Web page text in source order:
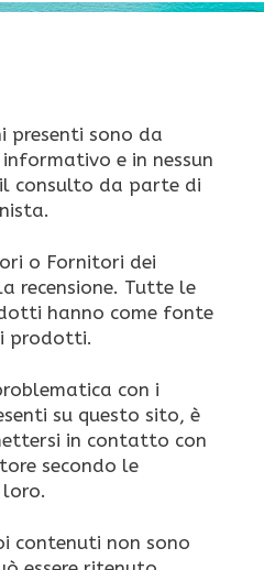
presenti sono da
e in nessun
consulto da parte di
o Fornitori dei
recensione. Tutte le
hanno come fonte
prodotti.
con i
su questo sito, è
in contatto con
secondo le
contenuti non sono